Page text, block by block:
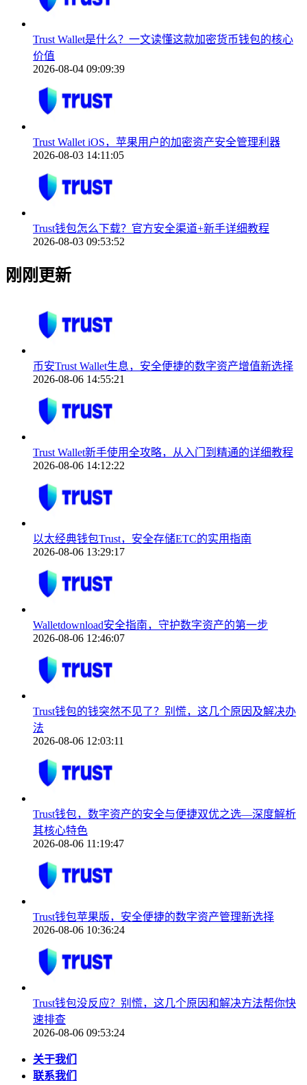
Trust Wallet是什么？一文读懂这款加密货币钱包的核心
价值
2026-08-04 09:09:39
Trust Wallet iOS，苹果用户的加密资产安全管理利器
2026-08-03 14:11:05
Trust钱包怎么下载？官方安全渠道+新手详细教程
2026-08-03 09:53:52
刚刚更新
币安Trust Wallet生息，安全便捷的数字资产增值新选择
2026-08-06 14:55:21
Trust Wallet新手使用全攻略，从入门到精通的详细教程
2026-08-06 14:12:22
以太经典钱包Trust，安全存储ETC的实用指南
2026-08-06 13:29:17
Walletdownload安全指南，守护数字资产的第一步
2026-08-06 12:46:07
Trust钱包的钱突然不见了？别慌，这几个原因及解决办
法
2026-08-06 12:03:11
Trust钱包，数字资产的安全与便捷双优之选—深度解析
其核心特色
2026-08-06 11:19:47
Trust钱包苹果版，安全便捷的数字资产管理新选择
2026-08-06 10:36:24
Trust钱包没反应？别慌，这几个原因和解决方法帮你快
速排查
2026-08-06 09:53:24
关于我们
联系我们